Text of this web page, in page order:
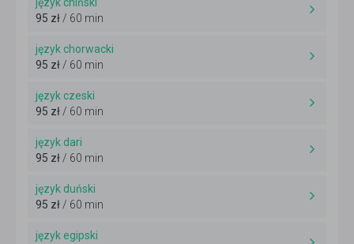
95 zł / 60 min
język chorwacki
95 zł / 60 min
język czeski
95 zł / 60 min
język dari
95 zł / 60 min
język duński
95 zł / 60 min
język egipski